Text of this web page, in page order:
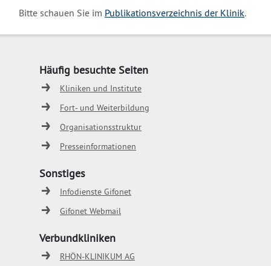
Bitte schauen Sie im Publikationsverzeichnis der Klinik.
Häufig besuchte Seiten
Kliniken und Institute
Fort- und Weiterbildung
Organisationsstruktur
Presseinformationen
Sonstiges
Infodienste Gifonet
Gifonet Webmail
Verbundkliniken
RHÖN-KLINIKUM AG